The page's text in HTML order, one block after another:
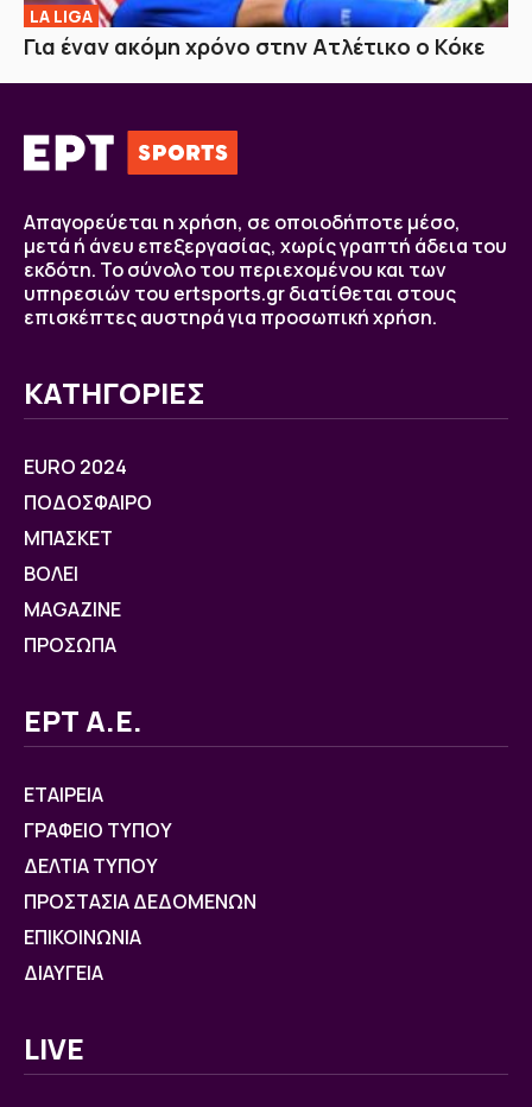
LA LIGA
Για έναν ακόμη χρόνο στην Ατλέτικο ο Κόκε
Απαγορεύεται η χρήση, σε οποιοδήποτε μέσο,
μετά ή άνευ επεξεργασίας, χωρίς γραπτή άδεια του
εκδότη. Το σύνολο του περιεχομένου και των
υπηρεσιών του ertsports.gr διατίθεται στους
επισκέπτες αυστηρά για προσωπική χρήση.
ΚΑΤΗΓΟΡΙΕΣ
EURO 2024
ΠΟΔΟΣΦΑΙΡΟ
ΜΠΑΣΚΕΤ
ΒOΛΕΙ
MAGAZINE
ΠΡΟΣΩΠΑ
ΕΡΤ Α.Ε.
ΕΤΑΙΡΕΙΑ
ΓΡΑΦΕΙΟ ΤΥΠΟΥ
ΔΕΛΤΙΑ ΤΥΠΟΥ
ΠΡΟΣΤΑΣΙΑ ΔΕΔΟΜΕΝΩΝ
ΕΠΙΚΟΙΝΩΝΙΑ
ΔΙΑΥΓΕΙΑ
LIVE